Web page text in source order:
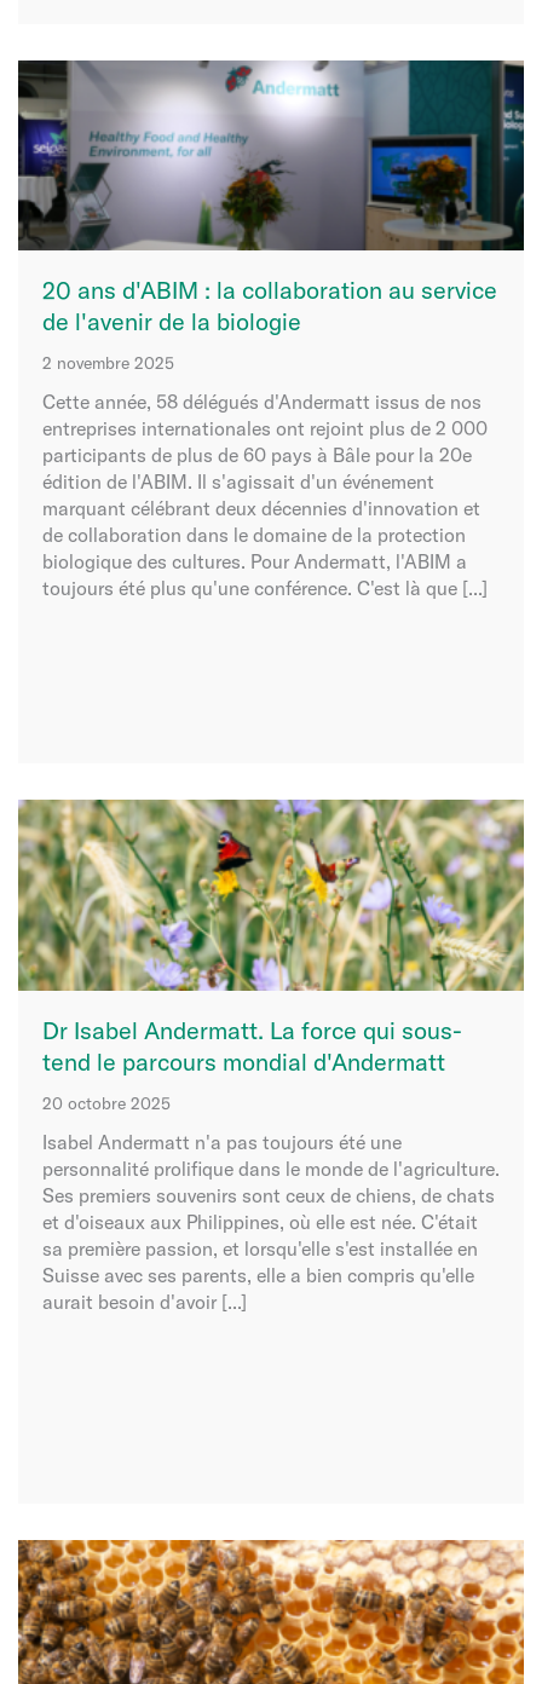
20 ans d'ABIM : la collaboration au service
de l'avenir de la biologie
2 novembre 2025
Cette année, 58 délégués d'Andermatt issus de nos
entreprises internationales ont rejoint plus de 2 000
participants de plus de 60 pays à Bâle pour la 20e
édition de l'ABIM. Il s'agissait d'un événement
marquant célébrant deux décennies d'innovation et
de collaboration dans le domaine de la protection
biologique des cultures. Pour Andermatt, l'ABIM a
toujours été plus qu'une conférence. C'est là que [...]
Dr Isabel Andermatt. La force qui sous-
tend le parcours mondial d'Andermatt
20 octobre 2025
Isabel Andermatt n'a pas toujours été une
personnalité prolifique dans le monde de l'agriculture.
Ses premiers souvenirs sont ceux de chiens, de chats
et d'oiseaux aux Philippines, où elle est née. C'était
sa première passion, et lorsqu'elle s'est installée en
Suisse avec ses parents, elle a bien compris qu'elle
aurait besoin d'avoir [...]